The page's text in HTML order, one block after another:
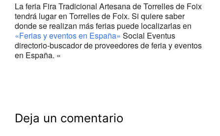
La feria Fira Tradicional Artesana de Torrelles de Foix
tendrá lugar en Torrelles de Foix. Si quiere saber
donde se realizan más ferias puede localizarlas en
«Ferias y eventos en España» Social Eventus
directorio-buscador de proveedores de feria y eventos
en España. «
Deja un comentario